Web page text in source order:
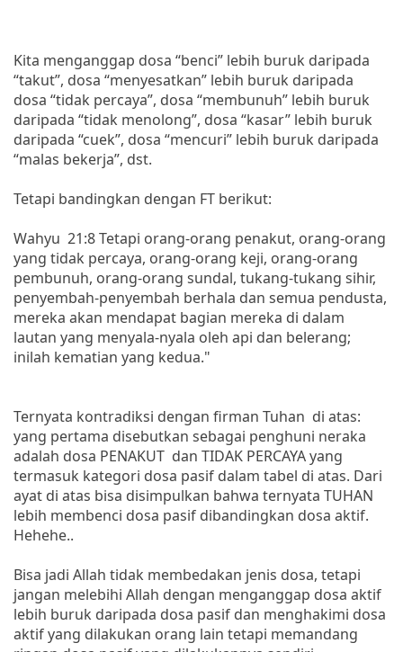
Kita menganggap dosa “benci” lebih buruk daripada
“takut”, dosa “menyesatkan” lebih buruk daripada
dosa “tidak percaya”, dosa “membunuh” lebih buruk
daripada “tidak menolong”, dosa “kasar” lebih buruk
daripada “cuek”, dosa “mencuri” lebih buruk daripada
“malas bekerja”, dst.
Tetapi bandingkan dengan FT berikut:
Wahyu 21:8 Tetapi orang-orang penakut, orang-orang
yang tidak percaya, orang-orang keji, orang-orang
pembunuh, orang-orang sundal, tukang-tukang sihir,
penyembah-penyembah berhala dan semua pendusta,
mereka akan mendapat bagian mereka di dalam
lautan yang menyala-nyala oleh api dan belerang;
inilah kematian yang kedua."
Ternyata kontradiksi dengan firman Tuhan di atas:
yang pertama disebutkan sebagai penghuni neraka
adalah dosa PENAKUT dan TIDAK PERCAYA yang
termasuk kategori dosa pasif dalam tabel di atas. Dari
ayat di atas bisa disimpulkan bahwa ternyata TUHAN
lebih membenci dosa pasif dibandingkan dosa aktif.
Hehehe..
Bisa jadi Allah tidak membedakan jenis dosa, tetapi
jangan melebihi Allah dengan menganggap dosa aktif
lebih buruk daripada dosa pasif dan menghakimi dosa
aktif yang dilakukan orang lain tetapi memandang